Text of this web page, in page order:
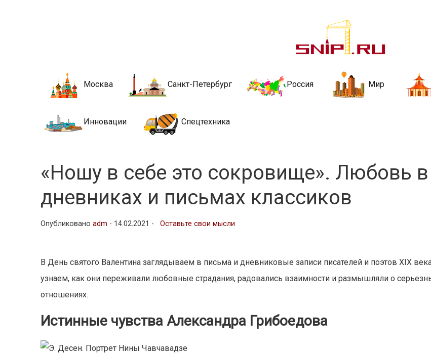
Новости строительства и
стройкой рубрики
Москва Санкт-Петербург Россия Мир
Инновации Спецтехника
«Ношу в себе это сокровище». Любовь в
дневниках и письмах классиков
Опубликованоadm - 14.02.2021 - Оставьте свои мысли
В День святого Валентина заглядываем в письма и дневниковые записи писателей и поэтов XIX
узнаем, как они переживали любовные страдания, радовались взаимности и размышляли о
отношениях.
Истинные чувства Александра Грибоедова